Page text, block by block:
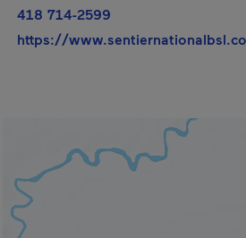
418 714-2599
https://